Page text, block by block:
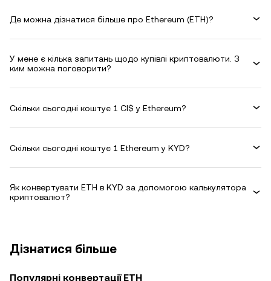
Де можна дізнатися більше про Ethereum (ETH)?
У мене є кілька запитань щодо купівлі криптовалюти. З
ким можна поговорити?
Скільки сьогодні коштує 1 CI$ у Ethereum?
Скільки сьогодні коштує 1 Ethereum у KYD?
Як конвертувати ETH в KYD за допомогою калькулятора
криптовалют?
Дізнатися більше
Популярні конвертації ETH